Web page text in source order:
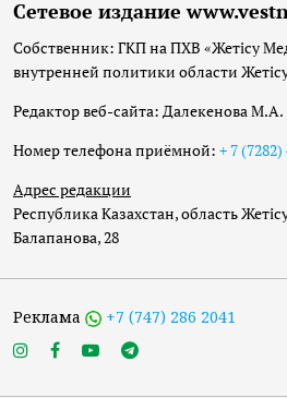
Сетевое издание
Собственник: ГКП на ПХВ «Жетісу
внутренней политики области
Редактор веб-сайта: Далекенова М.А.
Номер телефона приёмной: + 7
Адрес редакции
Республика Казахстан, область
Балапанова, 28
Реклама +7 (747) 286 2041